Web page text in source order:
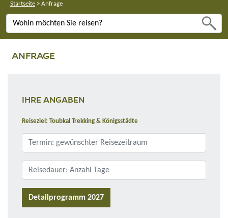
Startseite > Anfrage
ANFRAGE
IHRE ANGABEN
Reiseziel: Toubkal Trekking & Königsstädte
Detailprogramm 2027